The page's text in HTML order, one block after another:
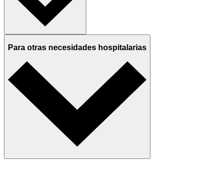
Para otras necesidades hospitalarias